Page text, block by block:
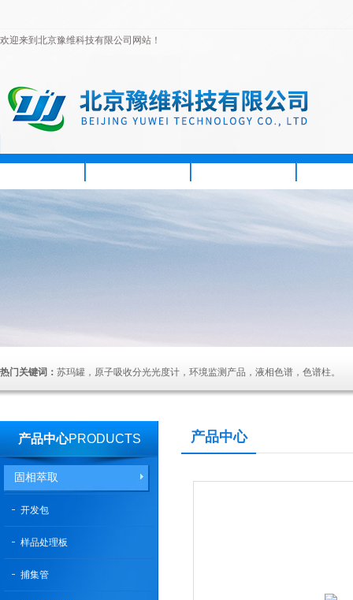
欢迎来到北京豫维科技有限公司网站！
热门关键词： 苏玛罐，原子吸收分光光度计，环境监测产品，液相色谱，色谱柱。
产品中心PRODUCTS
固相萃取
开发包
样品处理板
捕集管
产品中心